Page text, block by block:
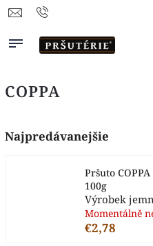
COPPA
Najpredávanejšie
Pršuto
100g
Výrobek
Momentálně
€2,78